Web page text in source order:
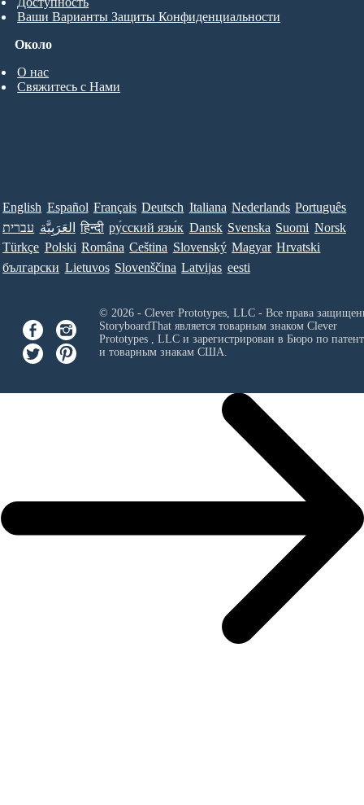
Около
О нас
Свяжитесь с Нами
Ваши Варианты Защиты Конфиденциальности
English Español Français Deutsch Italiana Nederlands Português
עברית العَرَبِيَّة हिन्दी ру́сский язы́к Dansk Svenska Suomi Norsk
Türkçe Polski Româna Ceština Slovenský Magyar Hrvatski
български Lietuvos Slovenščina Latvijas eesti
© 2026 - Clever Prototypes, LLC - Все права
StoryboardThat является товарным знаком Clever
Prototypes , LLCи зарегистрирован в Бюро по
и товарным знакам США.